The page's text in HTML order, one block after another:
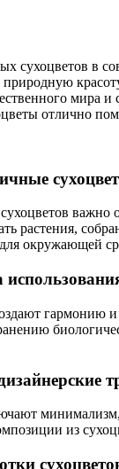
сухоцветов в
мира
отлично
важно
растения,
окружающей
гармонию и
минимализм,
из